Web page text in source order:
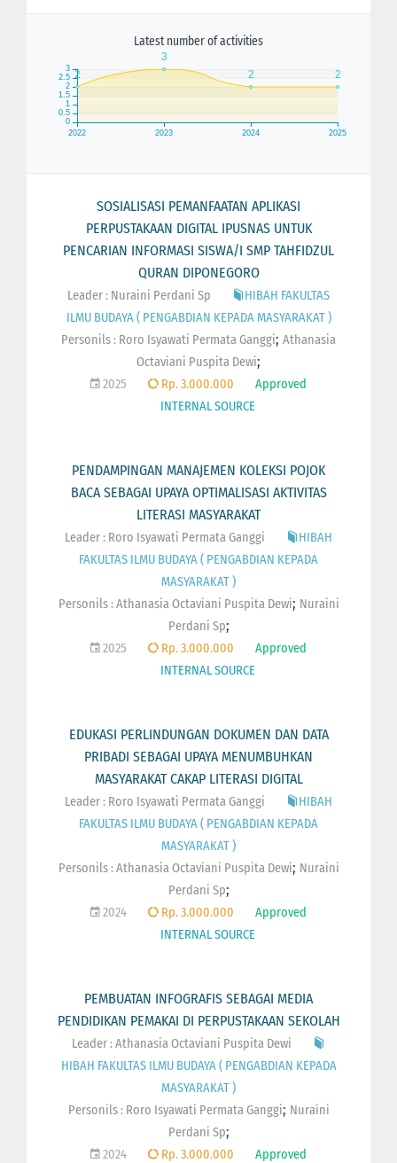
Latest number of activities
SOSIALISASI PEMANFAATAN APLIKASI
PERPUSTAKAAN DIGITAL IPUSNAS UNTUK
PENCARIAN INFORMASI SISWA/I SMP TAHFIDZUL
QURAN DIPONEGORO
Leader : Nuraini Perdani Sp
HIBAH FAKULTAS
ILMU BUDAYA ( PENGABDIAN KEPADA MASYARAKAT )
Personils : Roro Isyawati Permata Ganggi; Athanasia
Octaviani Puspita Dewi;
2025 Rp. 3.000.000
Approved
INTERNAL SOURCE
PENDAMPINGAN MANAJEMEN KOLEKSI POJOK
BACA SEBAGAI UPAYA OPTIMALISASI AKTIVITAS
LITERASI MASYARAKAT
Leader : Roro Isyawati Permata Ganggi
HIBAH
FAKULTAS ILMU BUDAYA ( PENGABDIAN KEPADA
MASYARAKAT )
Personils :Athanasia Octaviani Puspita Dewi; Nuraini
Perdani Sp;
2025 Rp. 3.000.000
Approved
INTERNAL SOURCE
EDUKASI PERLINDUNGAN DOKUMEN DAN DATA
PRIBADI SEBAGAI UPAYA MENUMBUHKAN
MASYARAKAT CAKAP LITERASI DIGITAL
Leader : Roro Isyawati Permata Ganggi
HIBAH
FAKULTAS ILMU BUDAYA ( PENGABDIAN KEPADA
MASYARAKAT )
Personils :Athanasia Octaviani Puspita Dewi; Nuraini
Perdani Sp;
2024 Rp. 3.000.000
Approved
INTERNAL SOURCE
PEMBUATAN INFOGRAFIS SEBAGAI MEDIA
PENDIDIKAN PEMAKAI DI PERPUSTAKAAN SEKOLAH
Leader : Athanasia Octaviani Puspita Dewi
HIBAH FAKULTAS ILMU BUDAYA ( PENGABDIAN KEPADA
MASYARAKAT )
Personils : Roro Isyawati Permata Ganggi; Nuraini
Perdani Sp;
2024 Rp. 3.000.000
Approved